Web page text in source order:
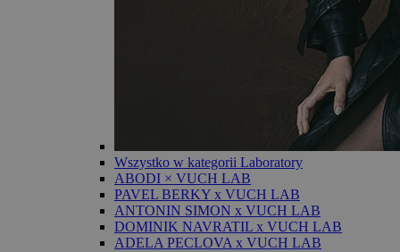
Wszystko w kategorii Laboratory
ABODI × VUCH LAB
PAVEL BERKY x VUCH LAB
ANTONIN SIMON x VUCH LAB
DOMINIK NAVRATIL x VUCH LAB
ADELA PECLOVA x VUCH LAB